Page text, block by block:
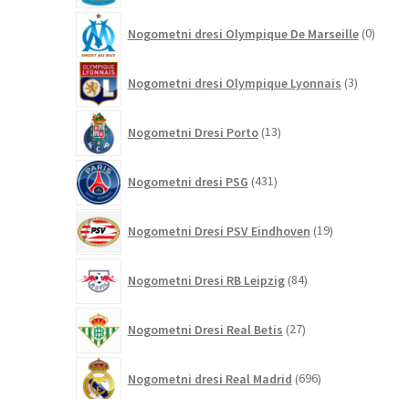
Nogometni dresi Olympique De Marseille 0
Nogometni dresi Olympique Lyonnais 3izdelki
Nogometni Dresi Porto 13izdelkov
Nogometni dresi PSG 431izdelkov
Nogometni Dresi PSV Eindhoven 19izdelkov
Nogometni Dresi RB Leipzig 84izdelkov
Nogometni Dresi Real Betis 27izdelkov
Nogometni dresi Real Madrid 696izdelkov